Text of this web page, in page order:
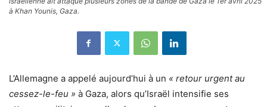
à Khan Younis, Gaza.
L’Allemagne a appelé aujourd’hui à un « retour urgent au
cessez-le-feu » à Gaza, alors qu’Israël intensifie ses